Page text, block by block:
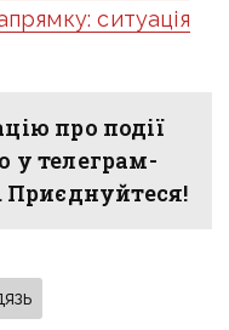
ситуація
про події
у телеграм-
. Приєднуйтеся!